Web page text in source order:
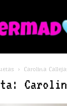
Carolina